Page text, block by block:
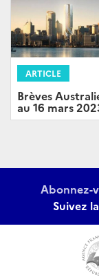
ARTICLE
Brèves
au 16 mars
Abonnez-
Suivez